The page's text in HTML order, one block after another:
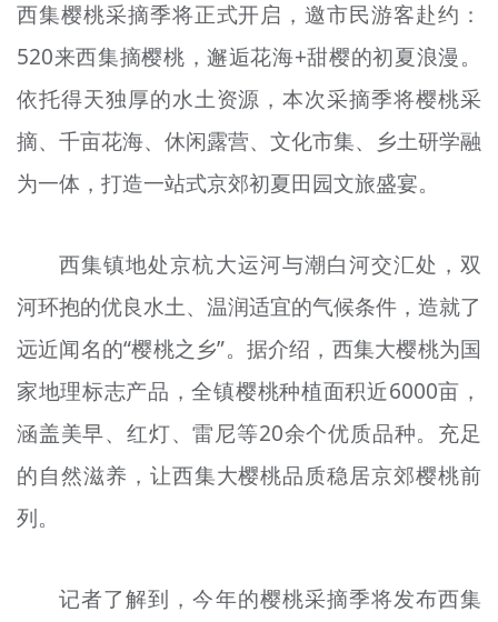
西集樱桃采摘季将正式开启，邀市民游客赴约：
520来西集摘樱桃，邂逅花海+甜樱的初夏浪漫。
依托得天独厚的水土资源，本次采摘季将樱桃采
摘、千亩花海、休闲露营、文化市集、乡土研学融
为一体，打造一站式京郊初夏田园文旅盛宴。
西集镇地处京杭大运河与潮白河交汇处，双
河环抱的优良水土、温润适宜的气候条件，造就了
远近闻名的“樱桃之乡”。据介绍，西集大樱桃为国
家地理标志产品，全镇樱桃种植面积近6000亩，
涵盖美早、红灯、雷尼等20余个优质品种。充足
的自然滋养，让西集大樱桃品质稳居京郊樱桃前
列。
记者了解到，今年的樱桃采摘季将发布西集